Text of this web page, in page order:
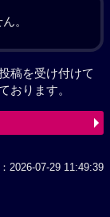
。
稿を受け付けて
おります。
2026-07-29 11:49:39